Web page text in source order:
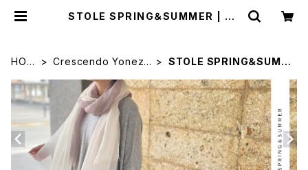
STOLE SPRING＆SUMMER | JU
HOM
Crescendo Yoneza
STOLE SPRING＆SUMM